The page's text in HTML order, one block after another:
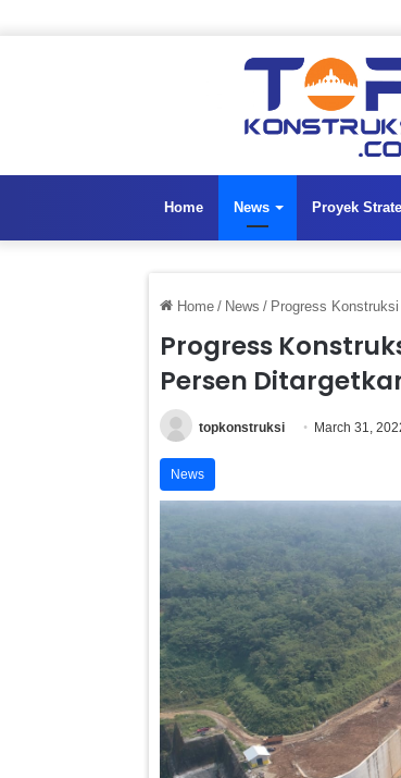
Home News Proyek
Home / News / Progress
Progress
Persen
topkonstruksi March 31,
News